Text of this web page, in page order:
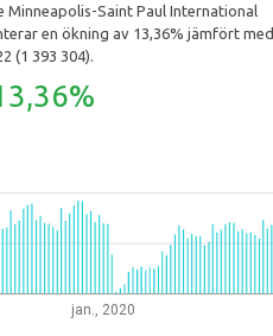
Minneapolis-Saint Paul International
en ökning av 13,36% jämfört med
(1 393 304).
jan., 2020